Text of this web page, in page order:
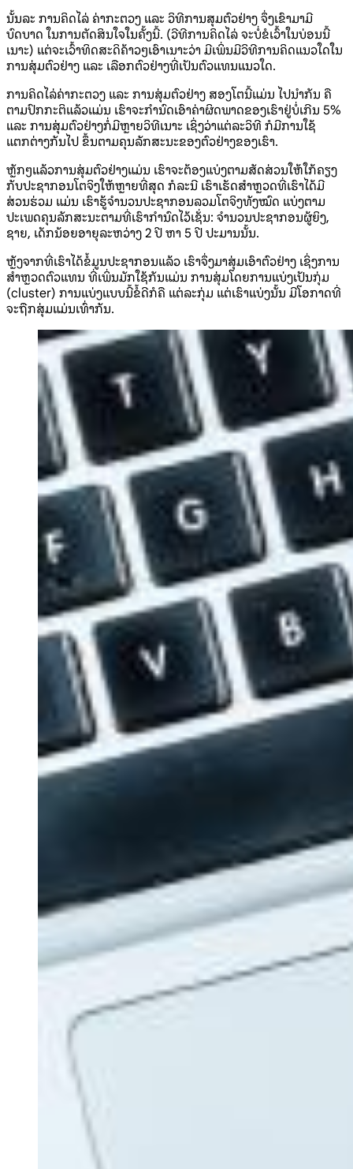
ນັ້ນລະ ການຄິດໄລ່ ຄ່າກະຕວງ ແລະ ວິທີການສຸມຕົວຢ່າງ ຈຶ່ງເຂົາມາມີ
ບົດບາດ ໃນການຕັດສິນໃຈໃນຄັ້ງນີ້. (ວີທີການຄິດໄລ່ ຈະບໍ່ຂໍເວົ້າໃນບ່ອນນີ້
ເນາະ) ແຕ່ຈະເວົ້າທິດສະດິຄ້າວໆເອົາເນາະວ່າ ມີເພິ່ນມີວິທີການຄິດແນວໃດໃນ
ການສຸ່ມຕົວຢ່າງ ແລະ ເລືອກຕົວຢ່າງທີ່ເປັນຕົວແທນແນວໃດ.
ການຄິດໄລ່ຄ່າກະຕວງ ແລະ ການສຸ່ມຕົວຢ່າງ ສອງໂຕນີ້ແມ່ນ ໄປນໍາກັນ ຄື
ຕາມປົກກະຕິແລ້ວແມ່ນ ເຮົາຈະກໍານົດເອົາຄ່າຜິດພາດຂອງເຮົາຢູ່ບໍ່ເກີນ 5%
ແລະ ການສຸ່ມຕົວຢ່າງກໍ່ມີຫຼາຍວິທີເນາະ ເຊິ່ງວ່າແຕ່ລະວິທີ ກໍມີການໃຊ້
ແຕກຕ່າງກັນໄປ ຂຶ້ນຕາມຄຸນລັກສະນະຂອງຕົວຢ່າງຂອງເຮົາ.
ຫຼັກໆແລ້ວການສຸ່ມຕົວຢ່າງແມ່ນ ເຮົາຈະຕ້ອງແບ່ງຕາມສັດສ່ວນໃຫ້ໃກ້ຄຽງ
ກັບປະຊາກອນໂຕຈິງໃຫ້ຫຼາຍທີ່ສຸດ ກໍລະນີ ເຮົາເຮັດສໍາຫຼວດທີ່ເຮົາໄດ້ມີ
ສ່ວນຮ່ວມ ແມ່ນ ເຮົາຮູ້ຈໍານວນປະຊາກອນລວມໂຕຈິງທັງໝົດ ແບ່ງຕາມ
ປະເພດຄຸນລັກສະນະຕາມທີ່ເຮົາກໍານົດໄວ້ເຊັ່ນ: ຈໍານວນປະຊາກອນຜູ້ຍິງ,
ຊາຍ, ເດັກນ້ອຍອາຍຸລະຫວ່າງ 2 ປີ ຫາ 5 ປີ ປະມານນັ້ນ.
ຫຼັງຈາກທີ່ເຮົາໄດ້ຂໍ້ມູນປະຊາກອນແລ້ວ ເຮົາຈຶ່ງມາສຸ່ມເອົາຕົວຢ່າງ ເຊິ່ງການ
ສໍາຫຼວດຕົວແທນ ທີ່ເພິ່ນມັກໃຊ້ກັນແມ່ນ ການສຸ່ມໂດຍການແບ່ງເປັນກຸ່ມ
(cluster) ການແບ່ງແບບນີ້ຂໍ້ດີກໍຄື ແຕ່ລະກຸ່ມ ແຕ່ເຮົາແບ່ງນັ້ນ ມີໂອກາດທີ່
ຈະຖືກສຸ່ມແມ່ນເທົ່າກັນ.